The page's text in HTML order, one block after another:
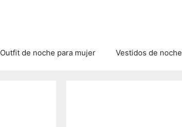
Outfit de noche para mujer Vestidos de noche